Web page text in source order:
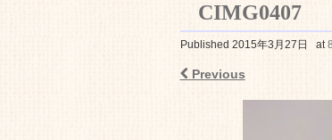
特別養護
CIMG0407
Published 2015年3月27日 at
Previous